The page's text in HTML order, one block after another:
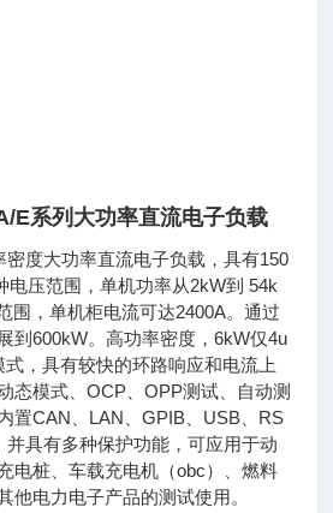
E系列大功率直流电子负载
密度大功率直流电子负载，具有150
电压范围，单机功率从2kW到 54k
围，单机柜电流可达2400A。通过
到600kW。高功率密度，6kW仅4u
，具有较快的环路响应和电流上
态模式、OCP、OPP测试、自动测
置CAN、LAN、GPIB、USB、RS
并具有多种保护功能，可应用于动
电桩、车载充电机（obc）、燃料
他电力电子产品的测试使用。